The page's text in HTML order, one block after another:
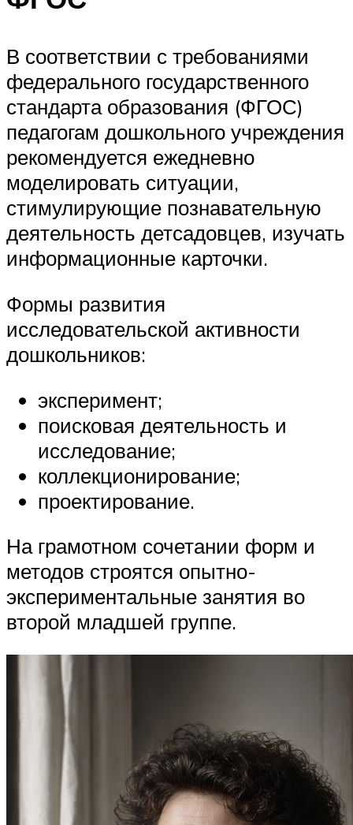
В соответствии с требованиями
федерального государственного
стандарта образования (ФГОС)
педагогам дошкольного учреждения
рекомендуется ежедневно
моделировать ситуации,
стимулирующие познавательную
деятельность детсадовцев, изучать
информационные карточки.
Формы развития
исследовательской активности
дошкольников:
эксперимент;
поисковая деятельность и
исследование;
коллекционирование;
проектирование.
На грамотном сочетании форм и
методов строятся опытно-
экспериментальные занятия во
второй младшей группе.